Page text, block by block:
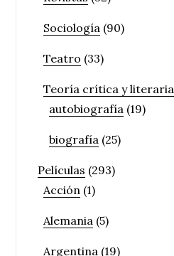
Sociología (90)
Teatro (33)
Teoría crítica y literaria
autobiografía (19)
biografía (25)
Películas (293)
Acción (1)
Alemania (5)
Argentina (19)